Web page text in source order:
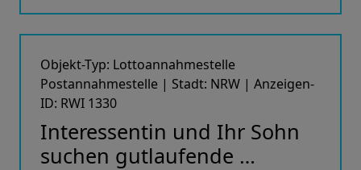
Objekt-Typ: Lottoannahmestelle
Postannahmestelle | Stadt: NRW | Anzeigen-
ID: RWI 1330
Interessentin und Ihr Sohn
suchen gutlaufende …